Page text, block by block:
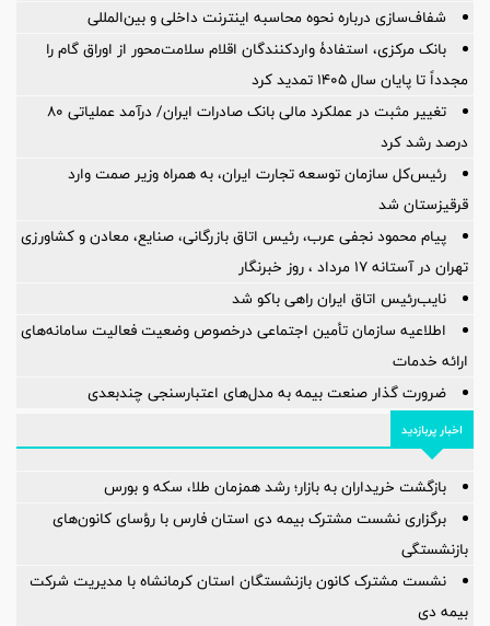
شفاف‌سازی درباره نحوه محاسبه اینترنت داخلی و بین‌المللی
بانک مرکزی، استفادۀ واردکنندگان اقلام سلامت‌محور از اوراق گام را
مجدداً تا پایان سال ۱۴۰۵ تمدید کرد
تغییر مثبت در عملکرد مالی بانک صادرات ایران/ درآمد عملیاتی 80
درصد رشد کرد
رئیس‌کل سازمان توسعه تجارت ایران، به همراه وزیر صمت وارد
قرقیزستان شد
پیام محمود نجفی عرب، رئیس اتاق بازرگانی، صنایع، معادن و کشاورزی
تهران در آستانه 17 مرداد ، روز خبرنگار
نایب‌رئیس اتاق ایران راهی باکو شد
اطلاعیه سازمان تأمین اجتماعی درخصوص وضعیت فعالیت سامانه‌های
ارائه خدمات
ضرورت گذار صنعت بیمه به مدل‌های اعتبارسنجی چندبعدی
اخبار پربازدید
بازگشت خریداران به بازار؛ رشد همزمان طلا، سکه و بورس
برگزاری نشست مشترک بیمه دی استان فارس با رؤسای کانون‌های
بازنشستگی
نشست مشترک کانون بازنشستگان استان کرمانشاه با مدیریت شرکت
بیمه دی